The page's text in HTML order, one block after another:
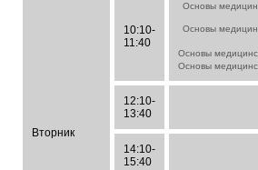
Вторник
10:10-
11:40
Основы
Основы
Основы
Основы
12:10-
13:40
14:10-
15:40